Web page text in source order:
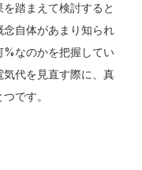
踏まえて検討すると
自体があまり知られ
%なのかを把握してい
代を見直す際に、真
です。